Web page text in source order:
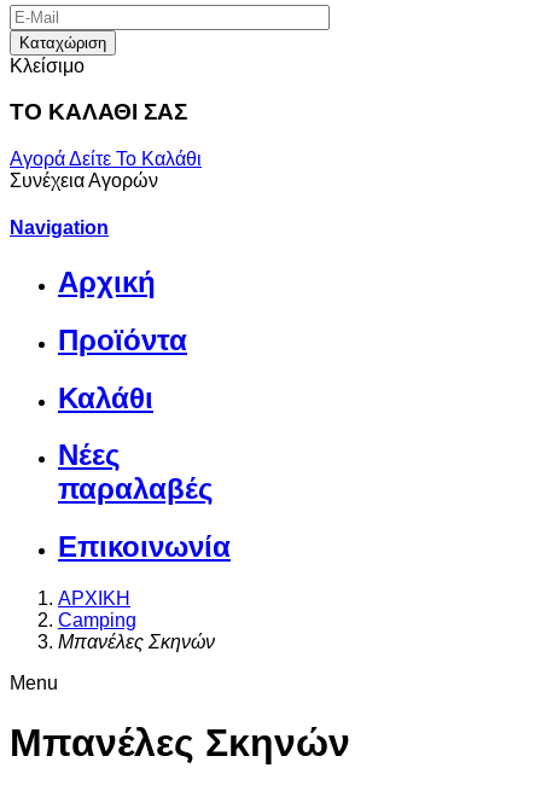
Καταχώριση
Κλείσιμο
ΤΟ ΚΑΛΑΘΙ ΣΑΣ
ΑγοράΔείτε Το Καλάθι
Συνέχεια Αγορών
Navigation
Αρχική
Προϊόντα
Καλάθι
Νέες
παραλαβές
Επικοινωνία
ΑΡΧΙΚΗ
Camping
Μπανέλες Σκηνών
Menu
Μπανέλες Σκηνών